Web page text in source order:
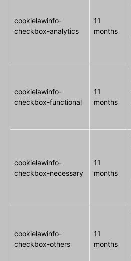
cookielawinfo-
checkbox-analytics
11
months
cookielawinfo-
checkbox-functional
11
months
cookielawinfo-
checkbox-necessary
11
months
cookielawinfo-
checkbox-others
11
months